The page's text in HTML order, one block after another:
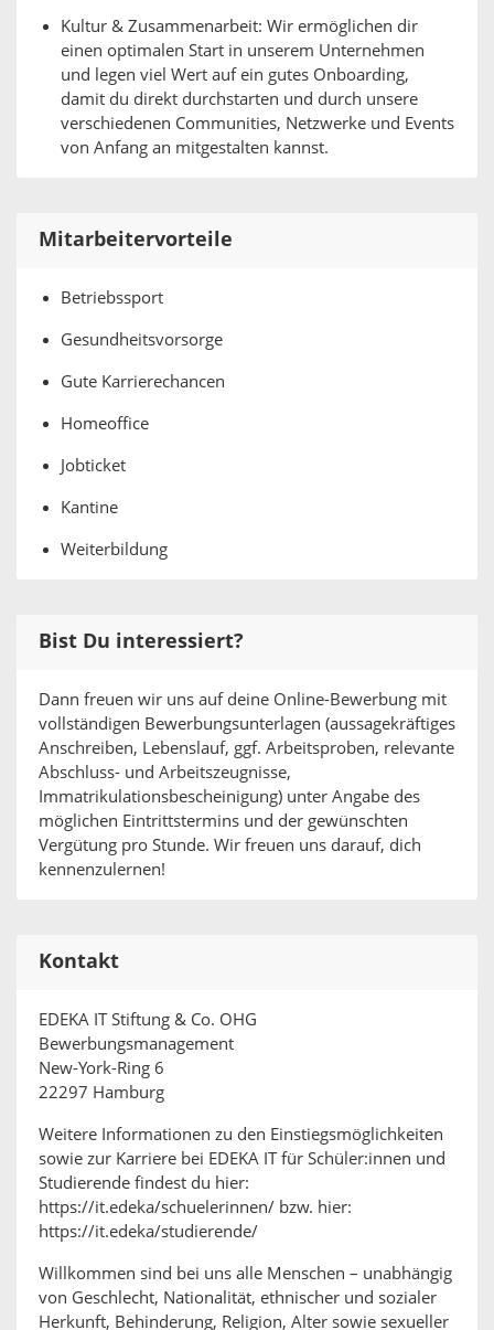
Kultur & Zusammenarbeit: Wir ermöglichen dir
einen optimalen Start in unserem Unternehmen
und legen viel Wert auf ein gutes Onboarding,
damit du direkt durchstarten und durch unsere
verschiedenen Communities, Netzwerke und Events
von Anfang an mitgestalten kannst.
Mitarbeitervorteile
Betriebssport
Gesundheitsvorsorge
Gute Karrierechancen
Homeoffice
Jobticket
Kantine
Weiterbildung
Bist Du interessiert?
Dann freuen wir uns auf deine Online-Bewerbung mit
vollständigen Bewerbungsunterlagen (aussagekräftiges
Anschreiben, Lebenslauf, ggf. Arbeitsproben, relevante
Abschluss- und Arbeitszeugnisse,
Immatrikulationsbescheinigung) unter Angabe des
möglichen Eintrittstermins und der gewünschten
Vergütung pro Stunde. Wir freuen uns darauf, dich
kennenzulernen!
Kontakt
EDEKA IT Stiftung & Co. OHG
Bewerbungsmanagement
New-York-Ring 6
22297 Hamburg
Weitere Informationen zu den Einstiegsmöglichkeiten
sowie zur Karriere bei EDEKA IT für Schüler:innen und
Studierende findest du hier:
https://it.edeka/schuelerinnen/ bzw. hier:
https://it.edeka/studierende/
Willkommen sind bei uns alle Menschen – unabhängig
von Geschlecht, Nationalität, ethnischer und sozialer
Herkunft, Behinderung, Religion, Alter sowie sexueller